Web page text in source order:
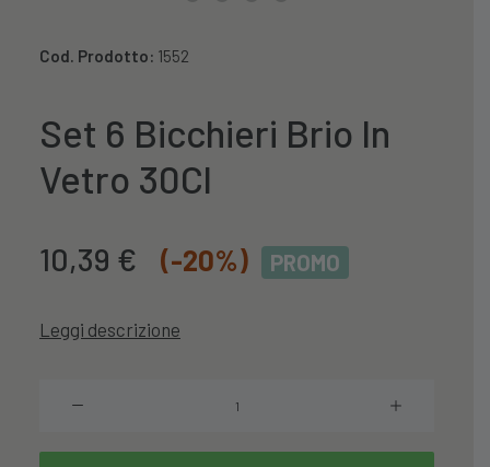
Cod. Prodotto: 1552
Set 6 Bicchieri Brio In
Vetro 30Cl
Il
originale
era:
10,39 €
attuale
è:
(-20%) PROMO
Leggi descrizione
Bicchieri